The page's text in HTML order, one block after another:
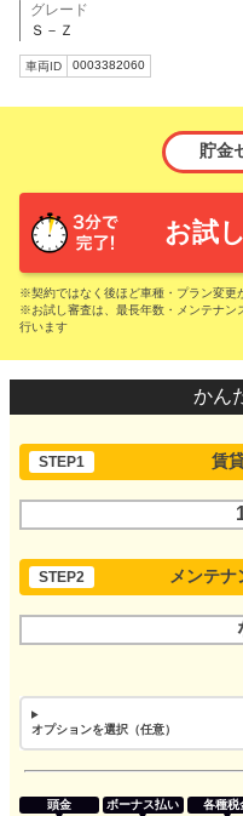
グレード
Ｓ－Ｚ
車両ID 0003382060
貯金
お試
※契約ではなく後ほど車種・プラン変更
※お試し審査は、最長年数・メンテナン
行います
かん
STEP1 賃
STEP2 メンテ
オプションを選択（任意）
頭金 ボーナス払い 各種税